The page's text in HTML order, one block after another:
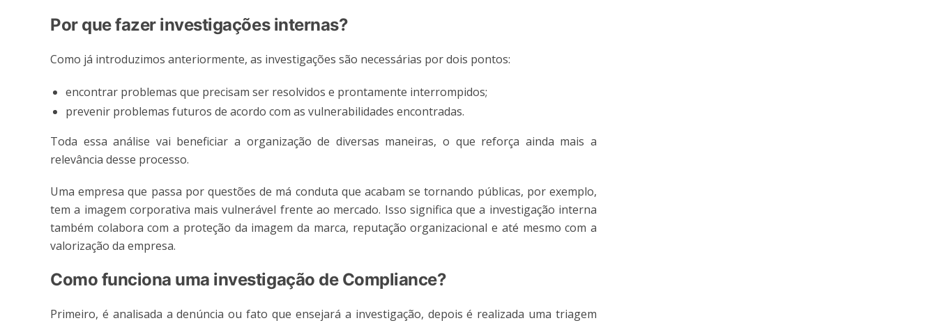
Por que fazer investigações internas?
Como já introduzimos anteriormente, as investigações são necessárias por dois pontos:
encontrar problemas que precisam ser resolvidos e prontamente interrompidos;
prevenir problemas futuros de acordo com as vulnerabilidades encontradas.
Toda essa análise vai beneficiar a organização de diversas maneiras, o que reforça ainda mais a
relevância desse processo.
Uma empresa que passa por questões de má conduta que acabam se tornando públicas, por exemplo,
tem a imagem corporativa mais vulnerável frente ao mercado. Isso significa que a investigação interna
também colabora com a proteção da imagem da marca, reputação organizacional e até mesmo com a
valorização da empresa.
Como funciona uma investigação de Compliance?
Primeiro, é analisada a denúncia ou fato que ensejará a investigação, depois é realizada uma triagem